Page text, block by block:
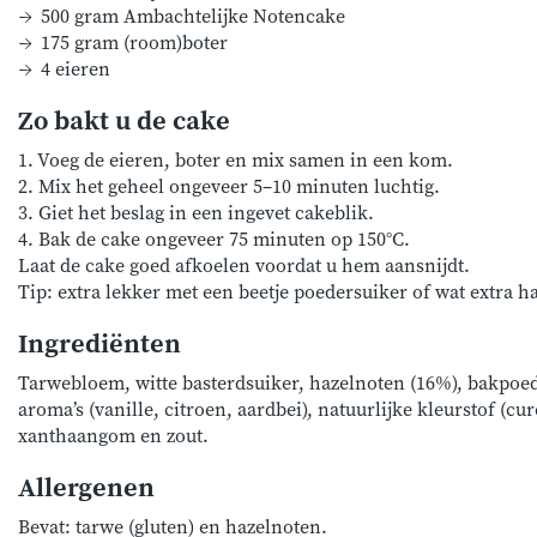
500 gram Ambachtelijke Notencake
175 gram (room)boter
4 eieren
Zo bakt u de cake
1. Voeg de eieren, boter en mix samen in een kom.
2. Mix het geheel ongeveer 5–10 minuten luchtig.
3. Giet het beslag in een ingevet cakeblik.
4. Bak de cake ongeveer 75 minuten op 150°C.
Laat de cake goed afkoelen voordat u hem aansnijdt.
Tip: extra lekker met een beetje poedersuiker of wat extra
Ingrediënten
Tarwebloem, witte basterdsuiker, hazelnoten (16%),
aroma’s (vanille, citroen, aardbei), natuurlijke kleurstof
xanthaangom en zout.
Allergenen
Bevat: tarwe (gluten) en hazelnoten.